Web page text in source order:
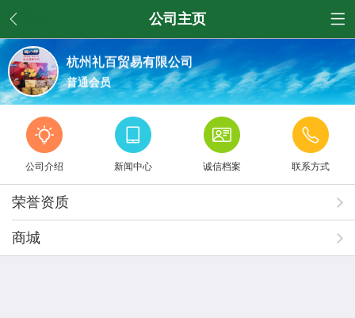
公司主页
杭州礼百贸易有限公司
普通会员
公司介绍 新闻中心 诚信档案 联系方式
荣誉资质
商城